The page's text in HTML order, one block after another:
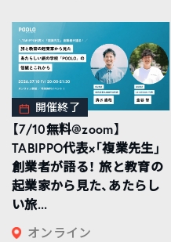
開催終了
【7/10無料@zoom】
TABIPPO代表×「複業先生」
創業者が語る！ 旅と教育の
起業家から見た、あたらし
い旅...
オンライン